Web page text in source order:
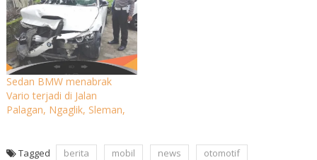
Sedan BMW menabrak
Vario terjadi di Jalan
Palagan, Ngaglik, Sleman,
Tagged berita mobil news
otomotif